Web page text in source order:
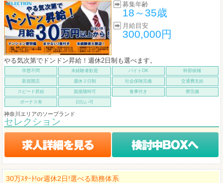
募集年齢
18～35歳
月給目安
300,000円
やる気次第でドンドン昇給！週休2日制も選べます。
学歴不問 未経験者歓迎 バイトOK 幹部候補
新規開店 週休２日制 社会保険完備 交通費支給
スピード昇給 面接随時可 食事付き 寮完備
ボーナス有 日払い可
神奈川エリアのソープランド
セレクション
30万ｽﾀｰﾄ!or週休2日!選べる勤務体系